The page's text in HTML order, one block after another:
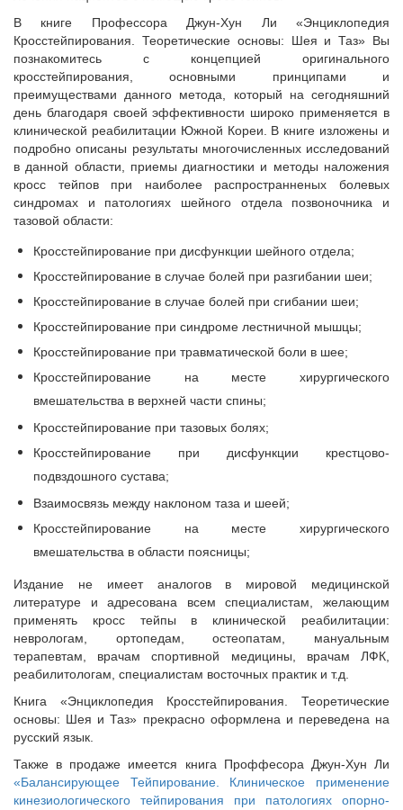
В книге Профессора Джун-Хун Ли «Энциклопедия
Кросстейпирования. Теоретические основы: Шея и Таз» Вы
познакомитесь с концепцией оригинального
кросстейпирования, основными принципами и
преимуществами данного метода, который на сегодняшний
день благодаря своей эффективности широко применяется в
клинической реабилитации Южной Кореи. В книге изложены и
подробно описаны результаты многочисленных исследований
в данной области, приемы диагностики и методы наложения
кросс тейпов при наиболее распространненых болевых
синдромах и патологиях шейного отдела позвоночника и
тазовой области:
Кросстейпирование при дисфункции шейного отдела;
Кросстейпирование в случае болей при разгибании шеи;
Кросстейпирование в случае болей при сгибании шеи;
Кросстейпирование при синдроме лестничной мышцы;
Кросстейпирование при травматической боли в шее;
Кросстейпирование на месте хирургического
вмешательства в верхней части спины;
Кросстейпирование при тазовых болях;
Кросстейпирование при дисфункции крестцово-
подвздошного сустава;
Взаимосвязь между наклоном таза и шеей;
Кросстейпирование на месте хирургического
вмешательства в области поясницы;
Издание не имеет аналогов в мировой медицинской
литературе и адресована всем специалистам, желающим
применять кросс тейпы в клинической реабилитации:
неврологам, ортопедам, остеопатам, мануальным
терапевтам, врачам спортивной медицины, врачам ЛФК,
реабилитологам, специалистам восточных практик и т.д.
Книга «Энциклопедия Кросстейпирования. Теоретические
основы: Шея и Таз» прекрасно оформлена и переведена на
русский язык.
Также в продаже имеется книга Проффесора Джун-Хун Ли
«Балансирующее Тейпирование. Клиническое применение
кинезиологического тейпирования при патологиях опорно-